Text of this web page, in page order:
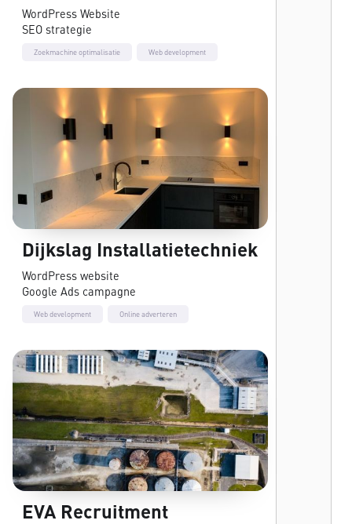
WordPress Website
SEO strategie
Zoekmachine optimalisatie Web development
Dijkslag Installatietechniek
WordPress website
Google Ads campagne
Web development Online adverteren
EVA Recruitment